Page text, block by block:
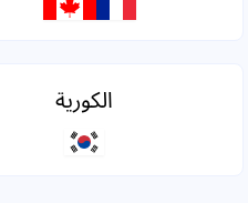
الكورية